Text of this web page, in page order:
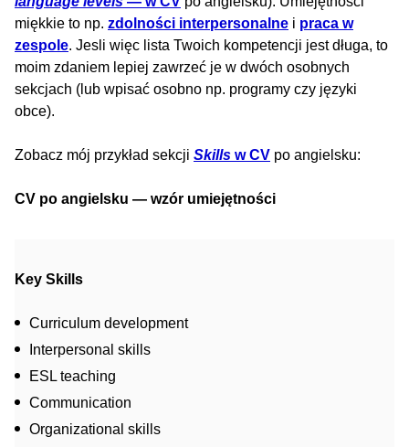
miękkie to np. zdolności interpersonalne i praca w
zespole. Jesli więc lista Twoich kompetencji jest długa, to
moim zdaniem lepiej zawrzeć je w dwóch osobnych
sekcjach (lub wpisać osobno np. programy czy języki
obce).
Zobacz mój przykład sekcji Skills w CV po angielsku:
CV po angielsku — wzór umiejętności
Key Skills
Curriculum development
Interpersonal skills
ESL teaching
Communication
Organizational skills